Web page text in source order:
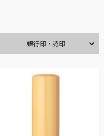
銀行印・認印